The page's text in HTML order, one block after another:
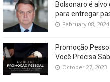
Bolsonaro é
para entregar
February 08, 2024
Promoção
Você Precisa
October 27, 2023